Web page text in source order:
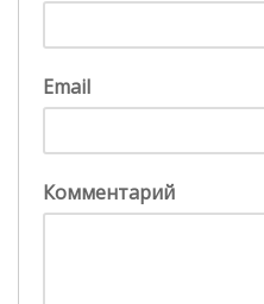
Email
Комментарий